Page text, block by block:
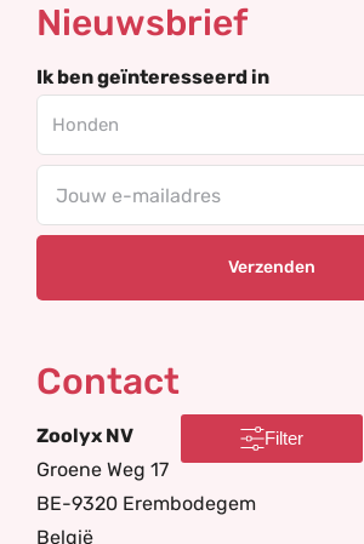
Filter
Nieuwsbrief
Ik ben geïnteresseerd in
Contact
Zoolyx NV
Groene Weg 17
BE-9320 Erembodegem
België